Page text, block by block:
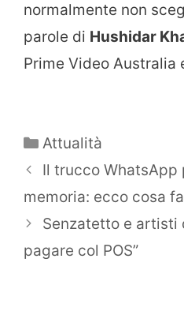
normalmente non
parole di Hushidar
Prime Video Australia
Categorie
Attualità
Il trucco WhatsApp
memoria: ecco cosa
Senzatetto e artisti
pagare col POS”